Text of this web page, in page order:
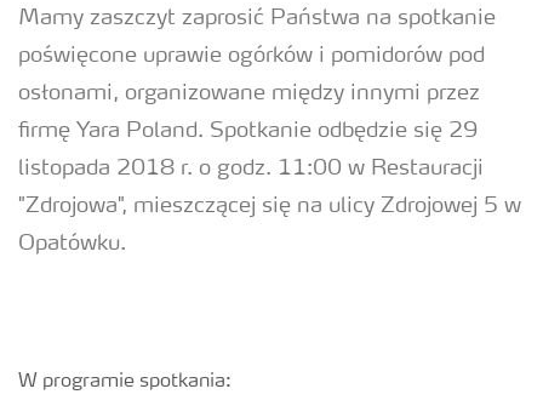
Mamy zaszczyt zaprosić Państwa na spotkanie
poświęcone uprawie ogórków i pomidorów pod
osłonami, organizowane między innymi przez
firmę Yara Poland. Spotkanie odbędzie się 29
listopada 2018 r. o godz. 11:00 w Restauracji
"Zdrojowa", mieszczącej się na ulicy Zdrojowej 5 w
Opatówku.
W programie spotkania: